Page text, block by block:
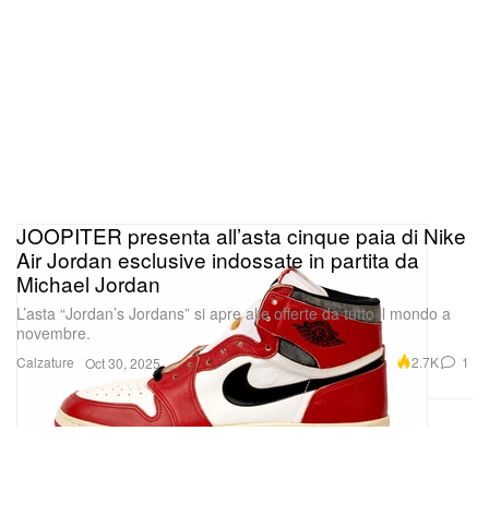
Calzature
JOOPITER presenta all’asta cinque paia di Nike
Air Jordan esclusive indossate in partita da
Michael Jordan
L’asta “Jordan’s Jordans” si apre alle offerte da tutto il mondo a
novembre.
Oct 30, 2025 2.7K 1